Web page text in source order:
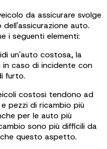
da assicurare svolge
auto.
i seguenti elementi:
un'auto costosa, la
caso di incidente con
furto.
costosi tendono ad
pezzi di ricambio più
per le auto più
sono più difficili da
questo aspetto.